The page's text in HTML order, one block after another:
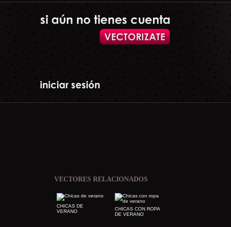
VECTORES RELACIONADOS
CHICAS CON ROPA
DE VERANO
CHICAS DE
VERANO